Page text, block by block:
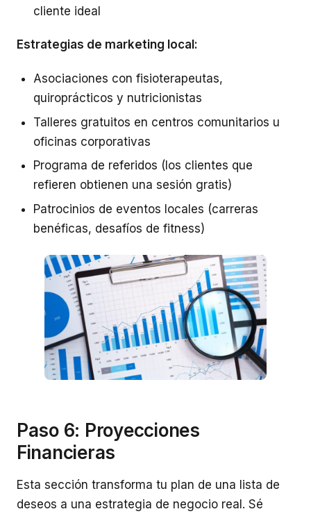
cliente ideal
Estrategias de marketing local:
Asociaciones con fisioterapeutas,
quiroprácticos y nutricionistas
Talleres gratuitos en centros comunitarios u
oficinas corporativas
Programa de referidos (los clientes que
refieren obtienen una sesión gratis)
Patrocinios de eventos locales (carreras
benéficas, desafíos de fitness)
Paso 6: Proyecciones
Financieras
Esta sección transforma tu plan de una lista de
deseos a una estrategia de negocio real. Sé